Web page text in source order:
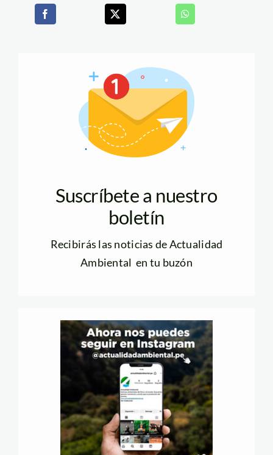
Suscríbete a nuestro
boletín
Recibirás las noticias de Actualidad
Ambiental en tu buzón